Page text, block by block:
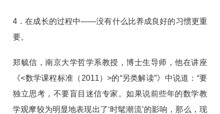
4．在成长的过程中——没有什么比养成良好的习惯更重
要。
郑毓信，南京大学哲学系教授，博士生导师，他在讲座
《<数学课程标准（2011）>的“另类解读”》中说道：“要
独立思考，不要盲目迷信专家。如果说前些年的数学教
学观摩较为明显地表现出了‘时髦潮流’的影响，那么，现